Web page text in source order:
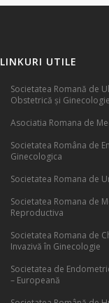
LINKURI UTILE
Societatea Romană de
Obstetrică și Ginecologie
Asociatia Romana de
Societatea Româna de
Ginecologica
Societatea Romana de
Societatea Romana de
Reproductiva
Societatea Romana de
Invazivă în Ginecologie
Societatea de
– Europeană